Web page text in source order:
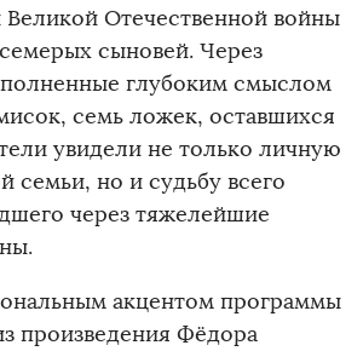
Великой Отечественной войны
сыновей. Через
глубоким смыслом
семь ложек, оставшихся
увидели не только личную
семьи, но и судьбу всего
через тяжелейшие
акцентом программы
произведения Фёдора